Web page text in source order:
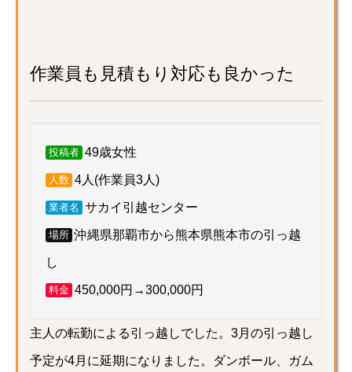
作業員も見積もり対応も良かった
投稿者 49歳女性
人数 4人(作業員3人)
業者名 サカイ引越センター
場所 沖縄県那覇市から熊本県熊本市の引っ越
し
料金 450,000円→300,000円
主人の転勤による引っ越しでした。3月の引っ越し
予定が4月に延期になりました。ダンボール、ガム